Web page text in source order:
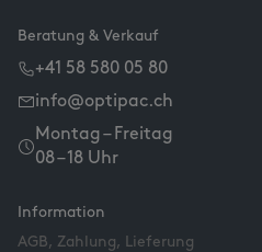
Beratung & Verkauf
+41 58 580 05 80
info@optipac.ch
Montag – Freitag
08 – 18 Uhr
Information
AGB, Zahlung, Lieferung